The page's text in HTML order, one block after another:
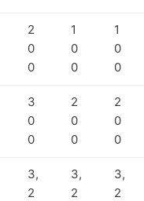
2
0
0
1
0
0
1
0
0
3
0
0
2
0
0
2
0
0
3,
2
3,
2
3,
2